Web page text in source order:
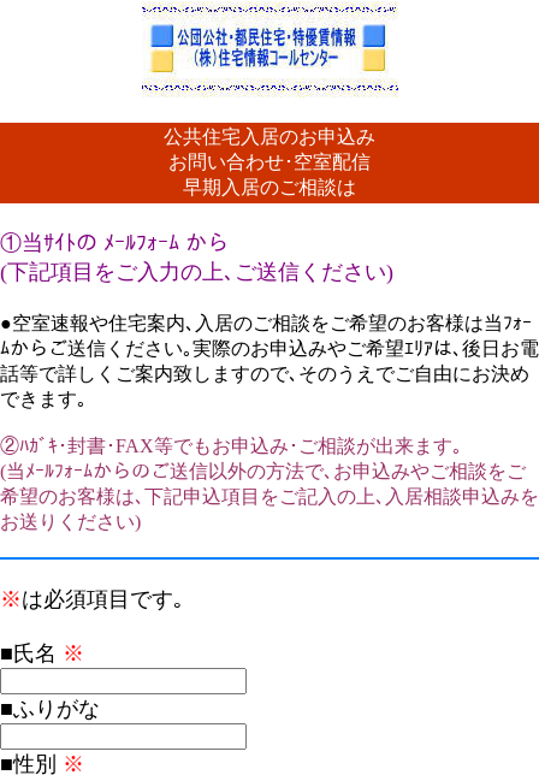
公共住宅入居のお申込み
お問い合わせ･空室配信
早期入居のご相談は
①当ｻｲﾄの ﾒｰﾙﾌｫｰﾑ から
(下記項目をご入力の上､ご送信ください)
●空室速報や住宅案内､入居のご相談をご希望のお客様は当ﾌｫｰ
ﾑからご送信ください｡実際のお申込みやご希望ｴﾘｱは､後日お電
話等で詳しくご案内致しますので､そのうえでご自由にお決め
できます｡
②ﾊｶﾞｷ･封書･FAX等でもお申込み･ご相談が出来ます｡
(当ﾒｰﾙﾌｫｰﾑからのご送信以外の方法で､お申込みやご相談をご
希望のお客様は､下記申込項目をご記入の上､入居相談申込みを
お送りください)
※は必須項目です｡
■氏名 ※
■ふりがな
■性別 ※